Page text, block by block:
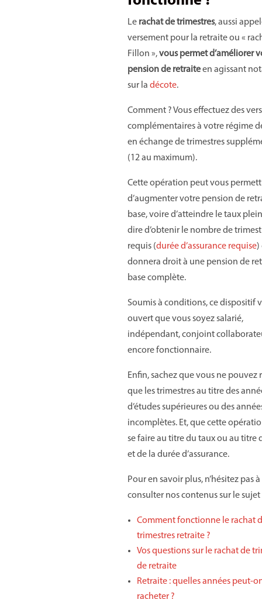
Le rachat de trimestres, aussi
versement pour la retraite ou «
Fillon »,vous permet d’améliorer
pension de retraiteen agissant
sur la décote.
Comment ? Vous effectuez des
complémentaires à votre régime
en échange de trimestres
(12 au maximum).
Cette opération peut vous
d’augmenter votre pension de
base, voire d’atteindre le taux
dire d’obtenir le nombre de
requis (durée d’assurance requise)
donnera droit à une pension de
base complète.
Soumis à conditions, ce dispositif
ouvert que vous soyez salarié,
indépendant, conjoint
encore fonctionnaire.
Enfin, sachez que vous ne pouvez
que les trimestres au titre des
d’études supérieures ou des
incomplètes. Et, que cette
se faire au titre du taux ou au titre
et de la durée d’assurance.
Pour en savoir plus, n’hésitez pas à
consulter nos contenus sur le sujet
Comment fonctionne le rachat
trimestres retraite ?
Vos questions sur le rachat de
de retraite
Retraite : quelles années peut-
racheter ?